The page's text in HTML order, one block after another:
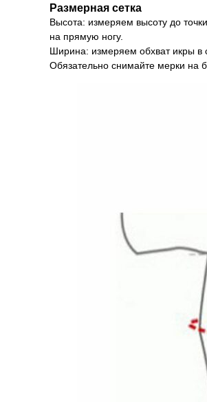
Размерная сетка
Высота: измеряем высоту до
на прямую ногу.
Ширина: измеряем обхват икры
Обязательно снимайте мерки на